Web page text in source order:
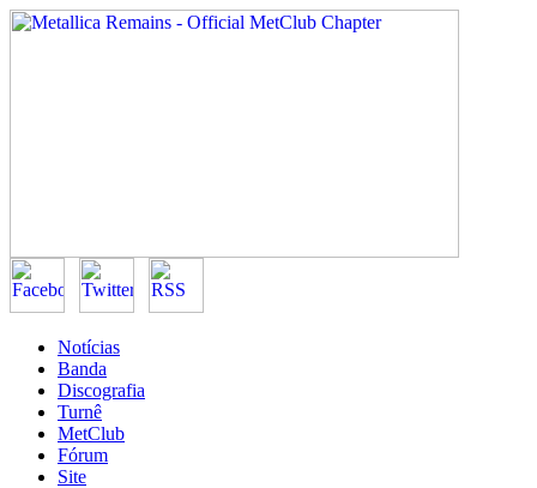
Notícias
Banda
Discografia
Turnê
MetClub
Fórum
Site